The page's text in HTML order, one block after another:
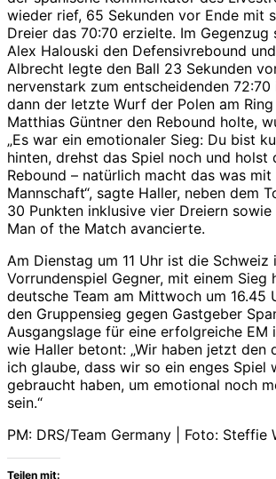
wieder rief, 65 Sekunden vor Ende mit
Dreier das 70:70 erzielte. Im Gegenzug
Alex Halouski den Defensivrebound
Albrecht legte den Ball 23 Sekunden
nervenstark zum entscheidenden 72:70
dann der letzte Wurf der Polen am
Matthias Güntner den Rebound holte,
„Es war ein emotionaler Sieg: Du bist
hinten, drehst das Spiel noch und holst
Rebound – natürlich macht das was mit
Mannschaft“, sagte Haller, neben dem
30 Punkten inklusive vier Dreiern
Man of the Match avancierte.
Am Dienstag um 11 Uhr ist die Schweiz
Vorrundenspiel Gegner, mit einem Sieg
deutsche Team am Mittwoch um 16.45
den Gruppensieg gegen Gastgeber
Ausgangslage für eine erfolgreiche
wie Haller betont: „Wir haben jetzt den
ich glaube, dass wir so ein enges Spiel
gebraucht haben, um emotional noch
sein.“
PM: DRS/Team Germany | Foto: Steffie
Teilen mit: